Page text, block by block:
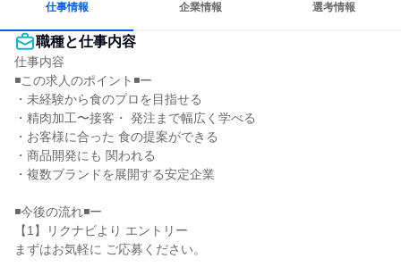
仕事情報 企業情報 選考情報
職種と仕事内容
仕事内容
◾️この求人のポイント◾️ー
・未経験から食のプロを目指せる
・精肉加工〜接客・ 発注まで幅広く学べる
・お客様に合った 食の提案ができる
・商品開発にも 関われる
・複数ブランドを展開する安定企業
◾️今後の流れ◾️ー
【1】リクナビより エントリー
まずはお気軽に ご応募ください。